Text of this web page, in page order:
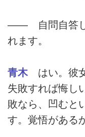
―― 自問自答し
れます。
青木 はい。彼
失敗すれば悔し
敗なら、凹むと
す。覚悟がある